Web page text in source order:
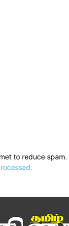
to reduce spam.